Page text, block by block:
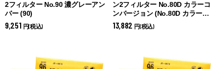
2フィルター No.90 濃グレーアン
バー (90)
9,251 円(税込)
ン2フィルター No.80D カラーコ
ンバージョン (No.80D カラーコ
ンバージョン)
13,882 円(税込)